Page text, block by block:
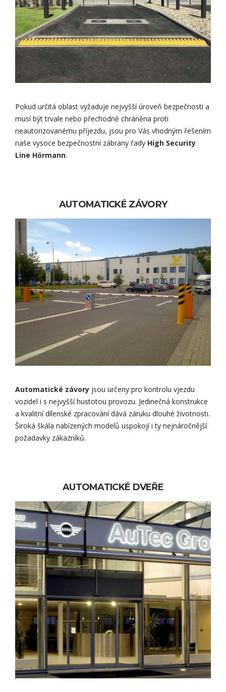
Pokud určitá oblast vyžaduje nejvyšší úroveň bezpečnosti a
musí být trvale nebo přechodně chráněna proti
neautorizovanému příjezdu, jsou pro Vás vhodným řešením
naše vysoce bezpečnostní zábrany řady High Security
Line Hörmann.
AUTOMATICKÉ ZÁVORY
Automatické závory jsou určeny pro kontrolu vjezdu
vozidel i s nejvyšší hustotou provozu. Jedinečná konstrukce
a kvalitní dílenské zpracování dává záruku dlouhé životnosti.
Široká škála nabízených modelů uspokojí i ty nejnáročnější
požadavky zákazníků.
AUTOMATICKÉ DVEŘE